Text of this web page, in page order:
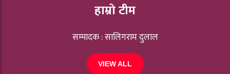
हाम्रो टीम
सम्पादक : सालिगराम दुलाल
VIEW ALL